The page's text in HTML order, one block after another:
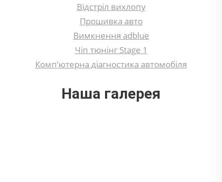
Відстріл вихлопу
Прошивка авто
Вимкнення adblue
Чіп тюнінг Stage 1
Комп’ютерна діагностика автомобіля
Наша галерея